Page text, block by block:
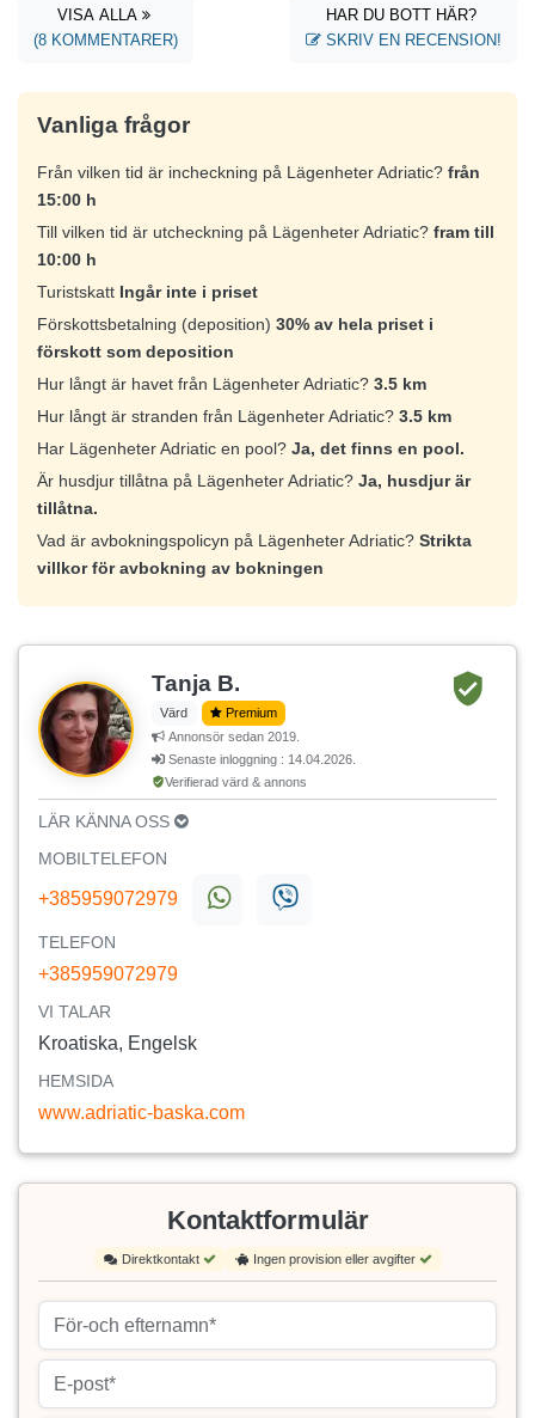
VISA ALLA
(8 KOMMENTARER)
HAR DU BOTT HÄR?
SKRIV EN RECENSION!
Vanliga frågor
Från vilken tid är incheckning på Lägenheter Adriatic? från
15:00 h
Till vilken tid är utcheckning på Lägenheter Adriatic? fram till
10:00 h
Turistskatt Ingår inte i priset
Förskottsbetalning (deposition) 30% av hela priset i
förskott som deposition
Hur långt är havet från Lägenheter Adriatic? 3.5 km
Hur långt är stranden från Lägenheter Adriatic? 3.5 km
Har Lägenheter Adriatic en pool? Ja, det finns en pool.
Är husdjur tillåtna på Lägenheter Adriatic? Ja, husdjur är
tillåtna.
Vad är avbokningspolicyn på Lägenheter Adriatic? Strikta
villkor för avbokning av bokningen
Tanja B.
Värd
Premium
Annonsör sedan 2019.
Senaste inloggning : 14.04.2026.
Verifierad värd & annons
LÄR KÄNNA OSS
MOBILTELEFON
+385959072979
TELEFON
+385959072979
VI TALAR
Kroatiska, Engelsk
HEMSIDA
www.adriatic-baska.com
Kontaktformulär
Direktkontakt Ingen provision eller avgifter